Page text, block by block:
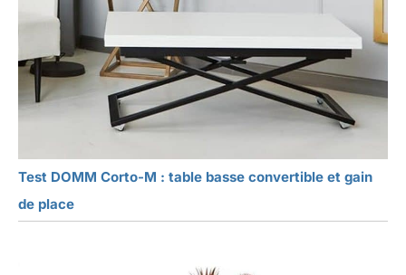
Test DOMM Corto-M : table basse convertible et gain
de place